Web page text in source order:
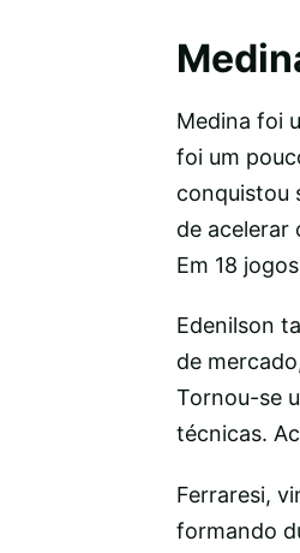
Medina foi
foi um
conquistou
de acelerar
Em 18
Edenilson
de
Tornou-se
técnicas.
Ferraresi,
formando